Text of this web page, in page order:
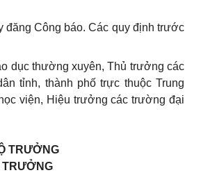
đăng Công báo. Các quy định trước
dục thường xuyên, Thủ trưởng các
tỉnh, thành phố trực thuộc Trung
viện, Hiệu trưởng các trường đại
TRƯỞNG